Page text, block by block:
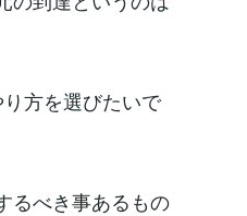
方を選びたいで
るべき事あるもの